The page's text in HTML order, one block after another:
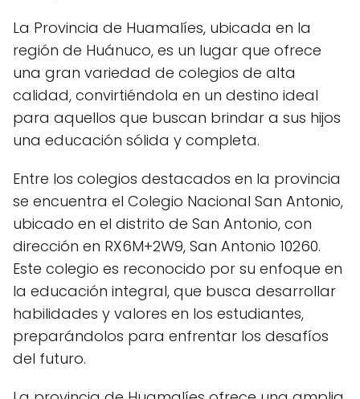
La Provincia de Huamalíes, ubicada en la
región de Huánuco, es un lugar que ofrece
una gran variedad de colegios de alta
calidad, convirtiéndola en un destino ideal
para aquellos que buscan brindar a sus hijos
una educación sólida y completa.
Entre los colegios destacados en la provincia
se encuentra el Colegio Nacional San Antonio,
ubicado en el distrito de San Antonio, con
dirección en RX6M+2W9, San Antonio 10260.
Este colegio es reconocido por su enfoque en
la educación integral, que busca desarrollar
habilidades y valores en los estudiantes,
preparándolos para enfrentar los desafíos
del futuro.